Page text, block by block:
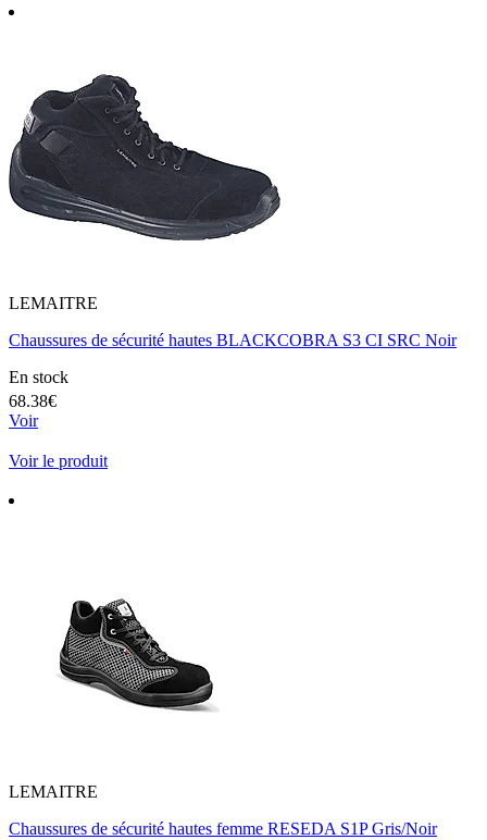
LEMAITRE
Chaussures de sécurité hautes BLACKCOBRA S3 CI SRC Noir
En stock
68.38€
Voir
Voir le produit
LEMAITRE
Chaussures de sécurité hautes femme RESEDA S1P Gris/Noir